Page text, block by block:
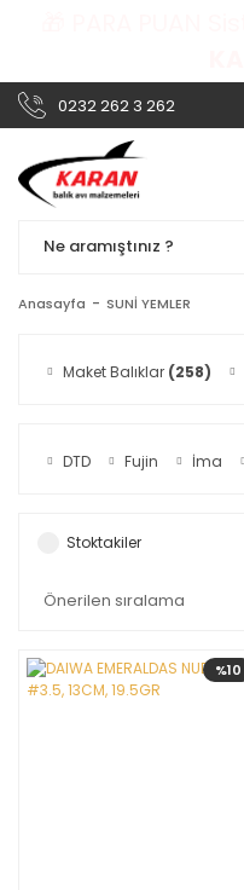
0232 262 3 262
Anasayfa SUNİ YEMLER
Maket Balıklar (258)
DTD Fujin İma
Stoktakiler
%10